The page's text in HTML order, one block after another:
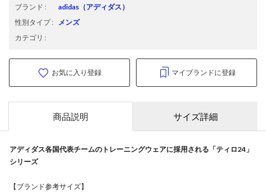
ブランド : adidas （アディダス）
性別タイプ: メンズ
カテゴリ :
お気に入り登録 マイブランドに登録
商品説明 サイズ詳細
アディダス各国代表チームのトレーニングウェアに採用される「ティロ24」
シリーズ
【ブランド参考サイズ】